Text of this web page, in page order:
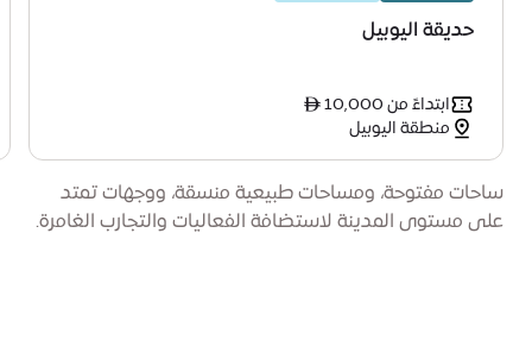
حديقة اليوبيل
ابتداءً من ê 10,000
منطقة اليوبيل
ساحات مفتوحة، ومساحات طبيعية منسقة، ووجهات تمتد
على مستوى المدينة لاستضافة الفعاليات والتجارب الغامرة.